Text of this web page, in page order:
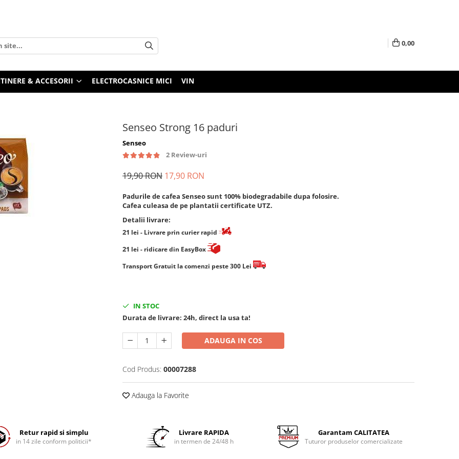
0,00
& ACCESORII ELECTROCASNICE MICI VIN
Senseo Strong 16 paduri
Senseo
2 Review-uri
19,90 RON 17,90 RON
Padurile de cafea Senseo sunt 100% biodegradabile dupa folosire.
Cafea culeasa de pe plantatii certificate UTZ.
Detalii livrare:
21 lei - Livrare prin curier rapid
21 lei - ridicare din EasyBox
​​​​​​Transport Gratuit la comenzi peste 300 Lei
IN STOC
Durata de livrare: 24h, direct la usa ta!
ADAUGA IN COS
Cod Produs: 00007288
Adauga la Favorite
Retur rapid si simplu
in 14 zile conform politicii*
Livrare RAPIDA
in termen de 24/48 h
Garantam CALITATEA
Tuturor produselor comercializate